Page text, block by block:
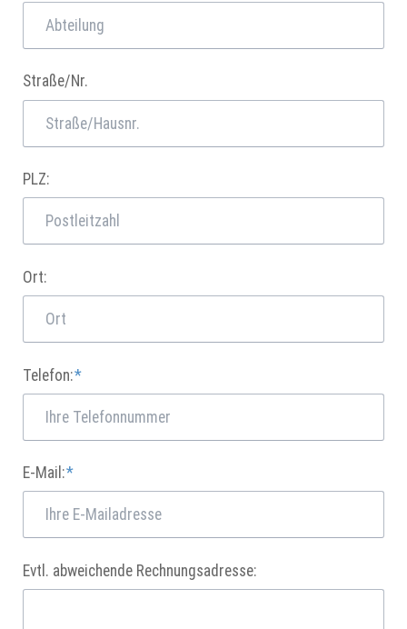
Straße/Nr.
PLZ:
Ort:
Pflichtfeld
Telefon:*
Pflichtfeld
E-Mail:*
Evtl. abweichende Rechnungsadresse: